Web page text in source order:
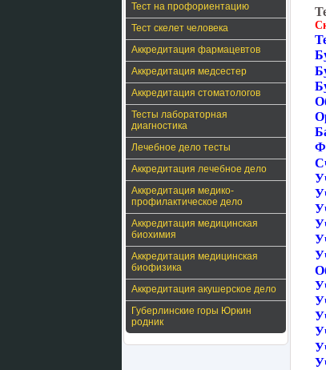
Тест на профориентацию
Тест скелет человека
Аккредитация фармацевтов
Аккредитация медсестер
Аккредитация стоматологов
Тесты лабораторная
диагностика
Лечебное дело тесты
Аккредитация лечебное дело
Аккредитация медико-
профилактическое дело
Аккредитация медицинская
биохимия
Аккредитация медицинская
биофизика
Аккредитация акушерское дело
Губерлинские горы Юркин
родник